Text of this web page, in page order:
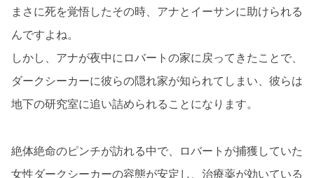
まさに死を覚悟したその時、アナとイーサンに助けられる
んですよね。
しかし、アナが夜中にロバートの家に戻ってきたことで、
ダークシーカーに彼らの隠れ家が知られてしまい、彼らは
地下の研究室に追い詰められることになります。
絶体絶命のピンチが訪れる中で、ロバートが捕獲していた
女性ダークシーカーの容態が安定し、治療薬が効いている